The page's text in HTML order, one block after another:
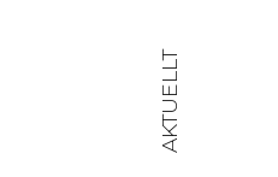
AKTUELLT